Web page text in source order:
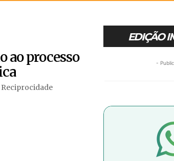
ao processo
EDIÇÃO
-